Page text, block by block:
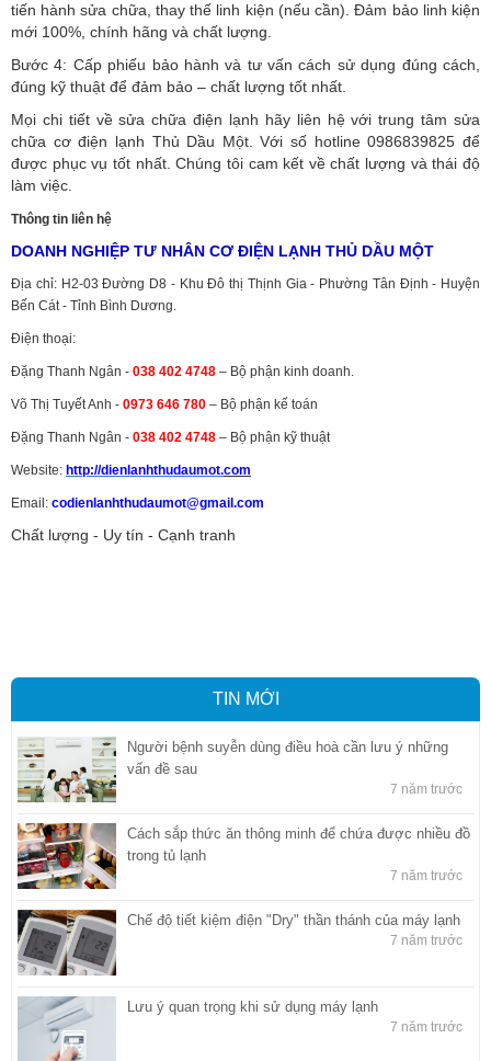
tiến hành sửa chữa, thay thế linh kiện (nếu cần). Đảm bảo linh kiện
mới 100%, chính hãng và chất lượng.
Bước 4: Cấp phiếu bảo hành và tư vấn cách sử dụng đúng cách,
đúng kỹ thuật để đảm bảo – chất lượng tốt nhất.
Mọi chi tiết về sửa chữa điện lạnh hãy liên hệ với trung tâm sửa
chữa cơ điện lạnh Thủ Dầu Một. Với số hotline 0986839825 để
được phục vụ tốt nhất. Chúng tôi cam kết về chất lượng và thái độ
làm việc.
Thông tin liên hệ
DOANH NGHIỆP TƯ NHÂN CƠ ĐIỆN LẠNH THỦ DẦU MỘT
Địa chỉ: H2-03 Đường D8 - Khu Đô thị Thịnh Gia - Phường Tân Định - Huyện
Bến Cát - Tỉnh Bình Dương.
Điện thoại:
Đặng Thanh Ngân - 038 402 4748 – Bộ phận kinh doanh.
Võ Thị Tuyết Anh - 0973 646 780 – Bộ phận kế toán
Đặng Thanh Ngân - 038 402 4748 – Bộ phận kỹ thuật
Website: http://dienlanhthudaumot.com
Email: codienlanhthudaumot@gmail.com
Chất lượng - Uy tín - Cạnh tranh
TIN MỚI
Người bệnh suyễn dùng điều hoà cần lưu ý những
vấn đề sau
7 năm trước
Cách sắp thức ăn thông minh để chứa được nhiều đồ
trong tủ lạnh
7 năm trước
Chế độ tiết kiệm điện "Dry" thần thánh của máy lạnh
7 năm trước
Lưu ý quan trọng khi sử dụng máy lạnh
7 năm trước